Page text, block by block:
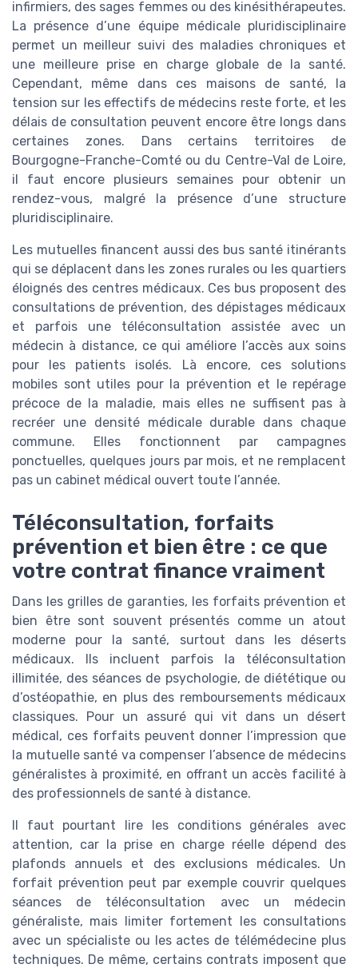
infirmiers, des sages femmes ou des kinésithérapeutes.
La présence d’une équipe médicale pluridisciplinaire
permet un meilleur suivi des maladies chroniques et
une meilleure prise en charge globale de la santé.
Cependant, même dans ces maisons de santé, la
tension sur les effectifs de médecins reste forte, et les
délais de consultation peuvent encore être longs dans
certaines zones. Dans certains territoires de
Bourgogne-Franche-Comté ou du Centre-Val de Loire,
il faut encore plusieurs semaines pour obtenir un
rendez-vous, malgré la présence d’une structure
pluridisciplinaire.
Les mutuelles financent aussi des bus santé itinérants
qui se déplacent dans les zones rurales ou les quartiers
éloignés des centres médicaux. Ces bus proposent des
consultations de prévention, des dépistages médicaux
et parfois une téléconsultation assistée avec un
médecin à distance, ce qui améliore l’accès aux soins
pour les patients isolés. Là encore, ces solutions
mobiles sont utiles pour la prévention et le repérage
précoce de la maladie, mais elles ne suffisent pas à
recréer une densité médicale durable dans chaque
commune. Elles fonctionnent par campagnes
ponctuelles, quelques jours par mois, et ne remplacent
pas un cabinet médical ouvert toute l’année.
Téléconsultation, forfaits
prévention et bien être : ce que
votre contrat finance vraiment
Dans les grilles de garanties, les forfaits prévention et
bien être sont souvent présentés comme un atout
moderne pour la santé, surtout dans les déserts
médicaux. Ils incluent parfois la téléconsultation
illimitée, des séances de psychologie, de diététique ou
d’ostéopathie, en plus des remboursements médicaux
classiques. Pour un assuré qui vit dans un désert
médical, ces forfaits peuvent donner l’impression que
la mutuelle santé va compenser l’absence de médecins
généralistes à proximité, en offrant un accès facilité à
des professionnels de santé à distance.
Il faut pourtant lire les conditions générales avec
attention, car la prise en charge réelle dépend des
plafonds annuels et des exclusions médicales. Un
forfait prévention peut par exemple couvrir quelques
séances de téléconsultation avec un médecin
généraliste, mais limiter fortement les consultations
avec un spécialiste ou les actes de télémédecine plus
techniques. De même, certains contrats imposent que